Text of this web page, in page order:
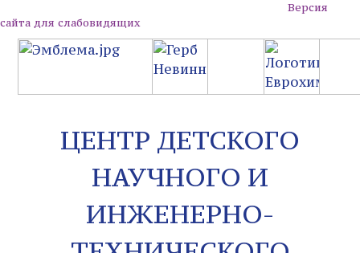
Версия
сайта для слабовидящих
ЦЕНТР ДЕТСКОГО
НАУЧНОГО И
ИНЖЕНЕРНО-